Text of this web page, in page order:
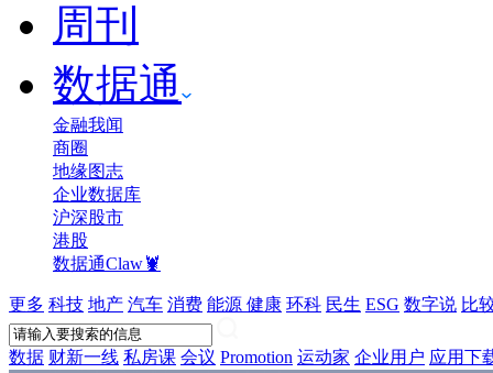
周刊
数据通
金融我闻
商圈
地缘图志
企业数据库
沪深股市
港股
数据通Claw🦞
更多 科技 地产 汽车 消费 能源 健康 环科 民生 ESG 数字说 比
数据 财新一线 私房课 会议 Promotion 运动家 企业用户 应用下